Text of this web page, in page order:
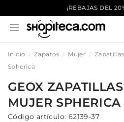
¡REBAJAS DEL
Inicio Zapatos Mujer Zapatillas
Spherica
GEOX ZAPATILLAS
MUJER
Código artículo: 62139-37